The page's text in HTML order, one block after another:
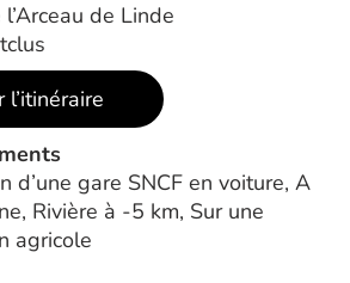
de Linde
l’itinéraire
d’une gare SNCF en voiture, A
Rivière à -5 km, Sur une
agricole